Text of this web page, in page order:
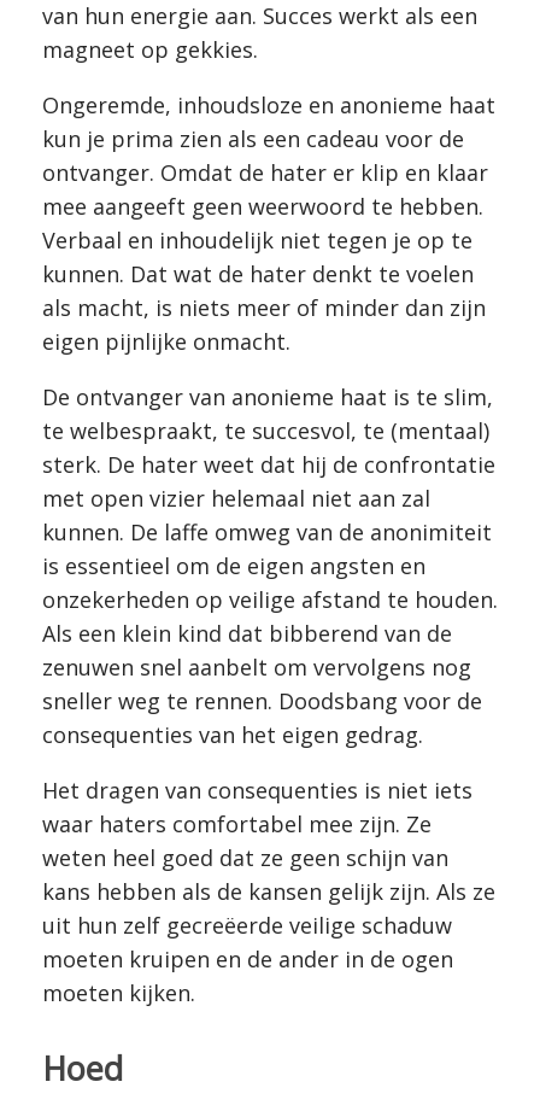
van hun energie aan. Succes werkt als een
magneet op gekkies.
Ongeremde, inhoudsloze en anonieme haat
kun je prima zien als een cadeau voor de
ontvanger. Omdat de hater er klip en klaar
mee aangeeft geen weerwoord te hebben.
Verbaal en inhoudelijk niet tegen je op te
kunnen. Dat wat de hater denkt te voelen
als macht, is niets meer of minder dan zijn
eigen pijnlijke onmacht.
De ontvanger van anonieme haat is te slim,
te welbespraakt, te succesvol, te (mentaal)
sterk. De hater weet dat hij de confrontatie
met open vizier helemaal niet aan zal
kunnen. De laffe omweg van de anonimiteit
is essentieel om de eigen angsten en
onzekerheden op veilige afstand te houden.
Als een klein kind dat bibberend van de
zenuwen snel aanbelt om vervolgens nog
sneller weg te rennen. Doodsbang voor de
consequenties van het eigen gedrag.
Het dragen van consequenties is niet iets
waar haters comfortabel mee zijn. Ze
weten heel goed dat ze geen schijn van
kans hebben als de kansen gelijk zijn. Als ze
uit hun zelf gecreëerde veilige schaduw
moeten kruipen en de ander in de ogen
moeten kijken.
Hoed